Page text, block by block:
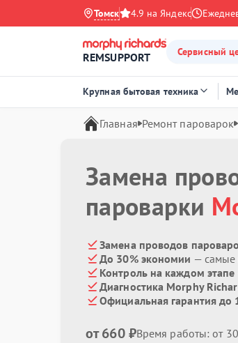
Томск 4.9 на Яндекс
REMSUPPORT Сервисный
Крупная бытовая техника
Главная Ремонт пароварок
Замена
пароварки
Замена проводов
До 30% экономии — самые
Контроль на каждом этапе
Диагностика Morphy
Официальная гарантия до
от 660 ₽Время работы: от